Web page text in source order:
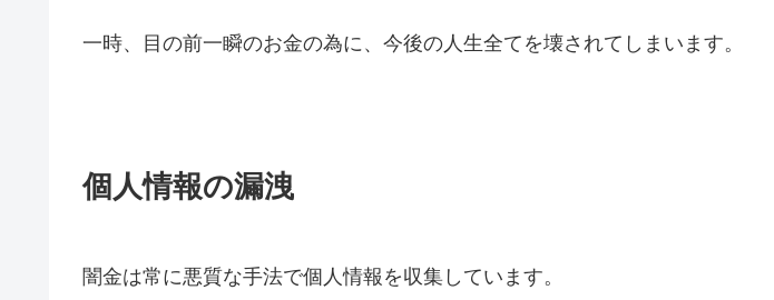
一時、目の前一瞬のお金の為に、今後の人生全てを壊されてしまいます。
個人情報の漏洩
闇金は常に悪質な手法で個人情報を収集しています。